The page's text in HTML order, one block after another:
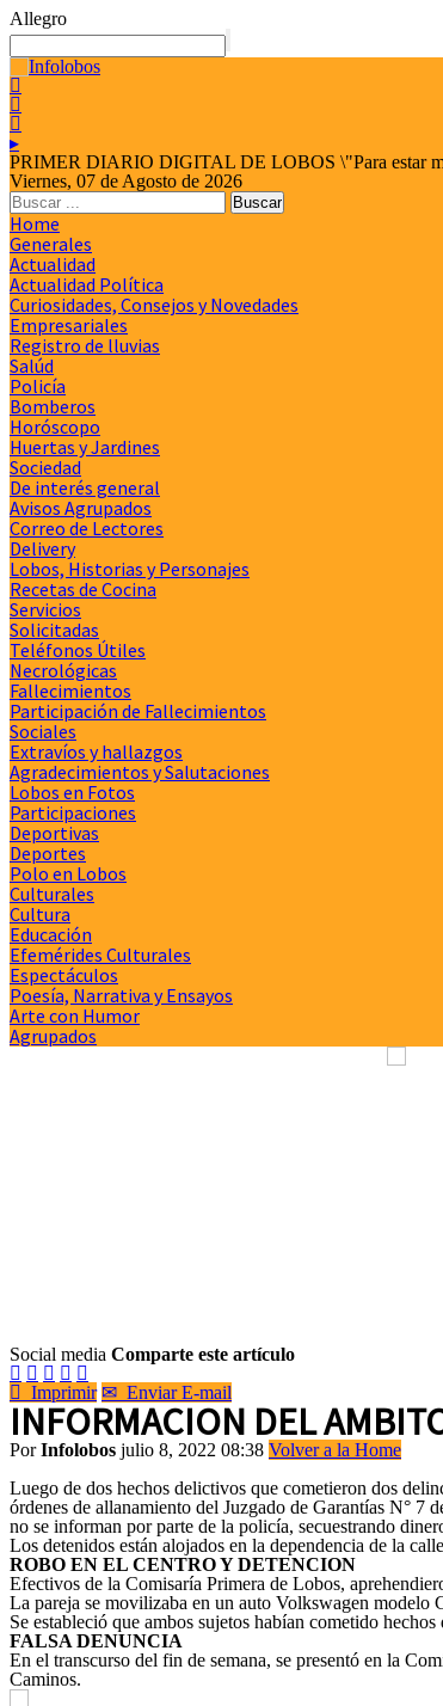
Allegro



▸
PRIMER DIARIO DIGITAL DE LOBOS \"Para estar
Viernes, 07 de Agosto de 2026
Home
Generales
Actualidad
Actualidad Política
Curiosidades, Consejos y Novedades
Empresariales
Registro de lluvias
Salúd
Policía
Bomberos
Horóscopo
Huertas y Jardines
Sociedad
De interés general
Avisos Agrupados
Correo de Lectores
Delivery
Lobos, Historias y Personajes
Recetas de Cocina
Servicios
Solicitadas
Teléfonos Útiles
Necrológicas
Fallecimientos
Participación de Fallecimientos
Sociales
Extravíos y hallazgos
Agradecimientos y Salutaciones
Lobos en Fotos
Participaciones
Deportivas
Deportes
Polo en Lobos
Culturales
Cultura
Educación
Efemérides Culturales
Espectáculos
Poesía, Narrativa y Ensayos
Arte con Humor
Agrupados
Social media Comparte este artículo
    
 Imprimir ✉ Enviar E-mail
INFORMACION DEL
PorInfolobos julio 8, 2022 08:38 Volver a la Home
Luego de dos hechos delictivos que cometieron dos
órdenes de allanamiento del Juzgado de Garantías N° 7
no se informan por parte de la policía, secuestrando
Los detenidos están alojados en la dependencia de la
ROBO EN EL CENTRO Y DETENCION
Efectivos de la Comisaría Primera de Lobos,
La pareja se movilizaba en un auto Volkswagen
Se estableció que ambos sujetos habían cometido
FALSA DENUNCIA
En el transcurso del fin de semana, se presentó en la
Caminos.